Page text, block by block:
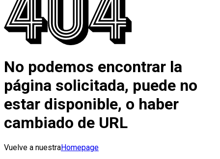
No podemos encontrar la
página solicitada, puede no
estar disponible, o haber
cambiado de URL
Vuelve a nuestraHomepage